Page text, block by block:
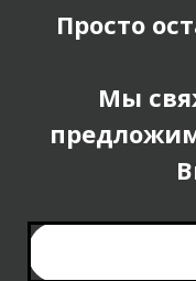
Просто
Мы